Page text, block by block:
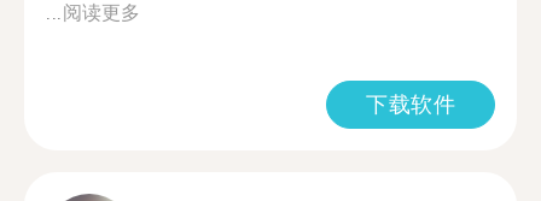
...阅读更多
下载软件